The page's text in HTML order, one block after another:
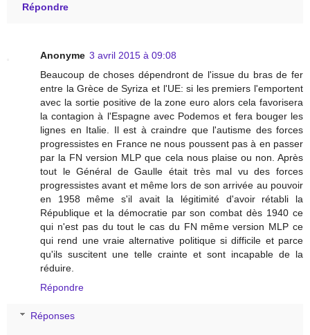
Répondre
Anonyme 3 avril 2015 à 09:08
Beaucoup de choses dépendront de l'issue du bras de fer
entre la Grèce de Syriza et l'UE: si les premiers l'emportent
avec la sortie positive de la zone euro alors cela favorisera
la contagion à l'Espagne avec Podemos et fera bouger les
lignes en Italie. Il est à craindre que l'autisme des forces
progressistes en France ne nous poussent pas à en passer
par la FN version MLP que cela nous plaise ou non. Après
tout le Général de Gaulle était très mal vu des forces
progressistes avant et même lors de son arrivée au pouvoir
en 1958 même s'il avait la légitimité d'avoir rétabli la
République et la démocratie par son combat dès 1940 ce
qui n'est pas du tout le cas du FN même version MLP ce
qui rend une vraie alternative politique si difficile et parce
qu'ils suscitent une telle crainte et sont incapable de la
réduire.
Répondre
Réponses